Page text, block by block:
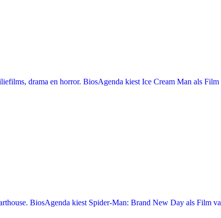
drama en horror. BiosAgenda kiest Ice Cream Man als
BiosAgenda kiest Spider-Man: Brand New Day als Film